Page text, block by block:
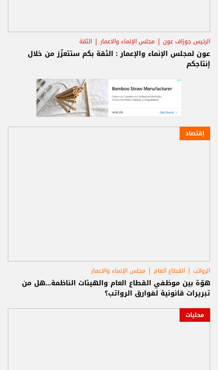
الرئيس جوزاف عون مجلس الإنماء والاعمار الثقة
عون لمجلس الإنماء والإعمار : الثقة بكم ستتعزّز من خلال
إنتاجكم
إقتصاد
الرواتب القطاع العام مجلس الإنماء والاعمار
هوّة بين موظفي القطاع العام والهيئات الناظمة...هل من
تبريرات قانونية لفوارق الرواتب؟
محليات